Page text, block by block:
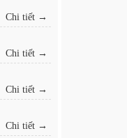
Chi tiết →
Chi tiết →
Chi tiết →
Chi tiết →